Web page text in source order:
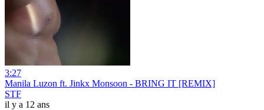
3:27
Manila Luzon ft. Jinkx Monsoon - BRING IT [REMIX]
STF
il y a 12 ans